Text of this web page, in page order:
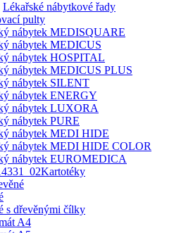
Lékařské nábytkové řady
pulty
nábytek MEDISQUARE
nábytek MEDICUS
nábytek HOSPITAL
nábytek MEDICUS PLUS
nábytek SILENT
nábytek ENERGY
nábytek LUXORA
nábytek PURE
nábytek MEDI HIDE
nábytek MEDI HIDE COLOR
nábytek EUROMEDICA
Kartotéky
s dřevěnými čílky
A4